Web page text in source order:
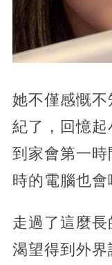
她不僅感慨
紀了，回憶
到家會第一
時的電腦也會
走過了這麼
渴望得到外